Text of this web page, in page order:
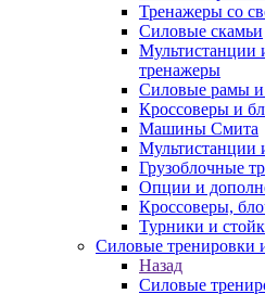
Тренажеры со
Силовые скамьи
Мультистанции
тренажеры
Силовые рамы и
Кроссоверы и
Машины Смита
Мультистанции
Грузоблочные
Опции и
Кроссоверы,
Турники и
Силовые тренировки
Назад
Силовые